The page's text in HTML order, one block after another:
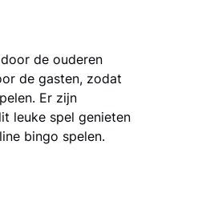
de ouderen
de gasten, zodat
Er zijn
leuke spel genieten
bingo spelen.